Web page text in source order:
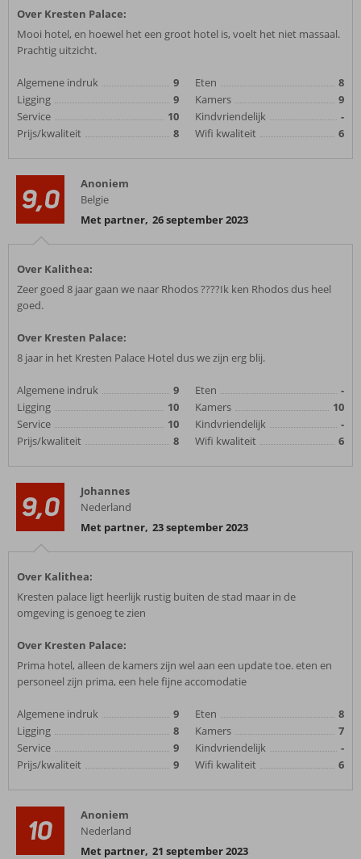
Over Kresten Palace:
Mooi hotel, en hoewel het een groot hotel is, voelt het niet massaal.
Prachtig uitzicht.
Algemene indruk
9
Ligging
9
Service
10
Prijs/kwaliteit
8
Eten
8
Kamers
9
Kindvriendelijk
-
Wifi kwaliteit
6
9,0
Anoniem
Belgie
Met partner, 26 september 2023
Over Kalithea:
Zeer goed 8 jaar gaan we naar Rhodos ????Ik ken Rhodos dus heel
goed.
Over Kresten Palace:
8 jaar in het Kresten Palace Hotel dus we zijn erg blij.
Algemene indruk
9
Ligging
10
Service
10
Prijs/kwaliteit
8
Eten
-
Kamers
10
Kindvriendelijk
-
Wifi kwaliteit
6
9,0
Johannes
Nederland
Met partner, 23 september 2023
Over Kalithea:
Kresten palace ligt heerlijk rustig buiten de stad maar in de
omgeving is genoeg te zien
Over Kresten Palace:
Prima hotel, alleen de kamers zijn wel aan een update toe. eten en
personeel zijn prima, een hele fijne accomodatie
Algemene indruk
9
Ligging
8
Service
9
Prijs/kwaliteit
9
Eten
8
Kamers
7
Kindvriendelijk
-
Wifi kwaliteit
6
10
Anoniem
Nederland
Met partner, 21 september 2023